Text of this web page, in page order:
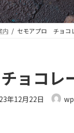
内 セモアプロ チョコ
ョコレ
年12月22日